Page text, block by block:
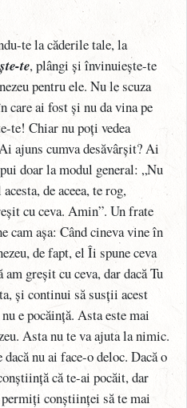
te la căderile tale, la
te, plângi și învinuiește-te
pentru ele. Nu le scuza
ai fost și nu da vina pe
te! Chiar nu poți vedea
ajuns cumva desăvârșit? Ai
doar la modul general: „Nu
de aceea, te rog,
cu ceva. Amin”. Un frate
cam așa: Când cineva vine în
de fapt, el Îi spune ceva
greșit cu ceva, dar dacă Tu
și continui să susții acest
e pocăință. Asta este mai
Asta nu te va ajuta la nimic.
nu ai face-o deloc. Dacă o
că te-ai pocăit, dar
conștiinței să te mai